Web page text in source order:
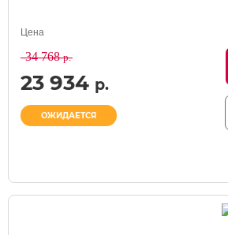
Цена
34 768р.
23 934 р.
ОЖИДАЕТСЯ